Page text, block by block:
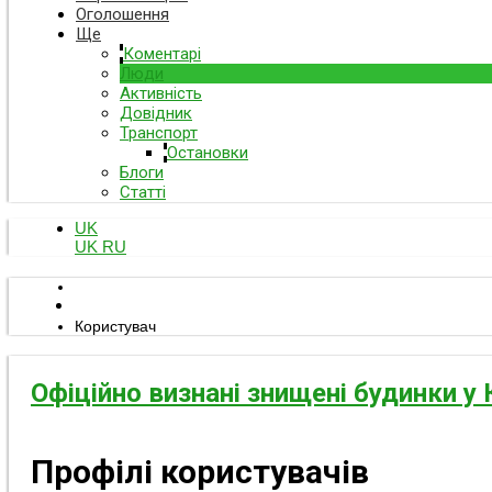
Оголошення
Ще
Коментарі
Люди
Активність
Довідник
Транспорт
Остановки
Блоги
Статті
UK
UK RU
Користувач
Офіційно визнані знищені будинки у
Профілі користувачів